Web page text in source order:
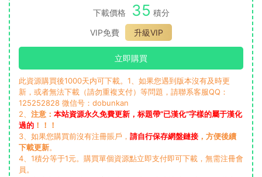
下載價格 35 積分
VIP免費
升級VIP
立即購買
此資源購買後1000天内可下載。1、如果您遇到版本沒有及時更
新，或者無法下載（請勿重複支付）等問題，請聯系客服QQ：
125252828 微信号：dobunkan
2、 注意： 本站資源永久免費更新，标題帶“已漢化”字樣的屬于漢化
過的 ！！！
3、如果您購買前沒有注冊賬戶， 請自行保存網盤鏈接 ，方便後續
下載更新。
4、1積分等于1元。購買單個資源點立即支付即可下載，無需注冊會
員。